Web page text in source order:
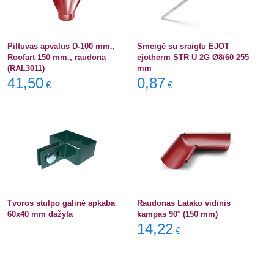
Piltuvas apvalus D-100 mm.,
Roofart 150 mm., raudona
(RAL3011)
41,50 €
Smeigė su sraigtu EJOT
ejotherm STR U 2G Ø8/60 255
mm
0,87 €
Tvoros stulpo galinė apkaba
60x40 mm dažyta
Raudonas Latako vidinis
kampas 90° (150 mm)
14,22 €